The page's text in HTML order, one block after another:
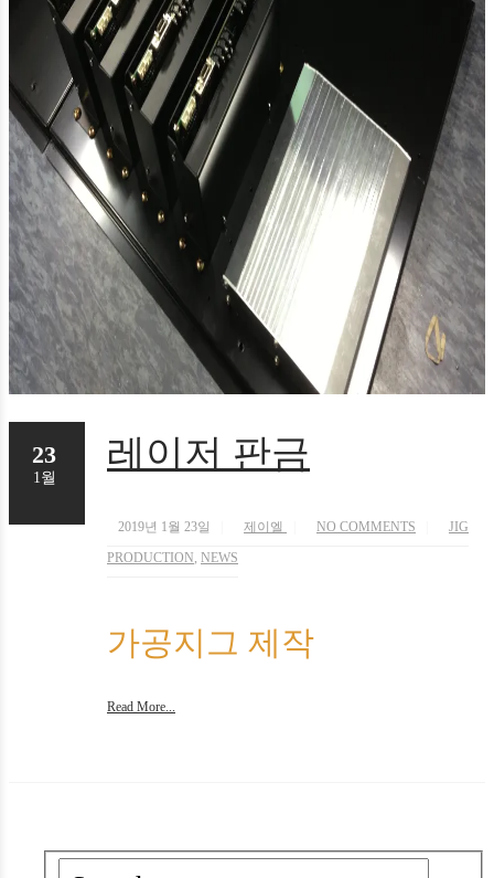
레이저 판금
2019년 1월 23일 제이엘 NO COMMENTS
JIG
PRODUCTION, NEWS
가공지그 제작
Read More...
23
1월